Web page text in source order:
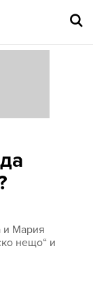
и Мария
нещо“ и